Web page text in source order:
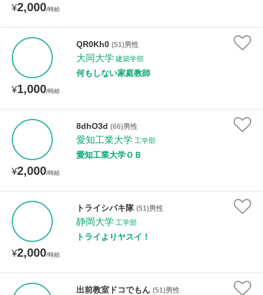
¥2,000/時給
¥1,000/時給
QR0Kh0 (51)男性
大同大学 建築学部
何もしない家庭教師
¥2,000/時給
8dhO3d (66)男性
愛知工業大学 工学部
愛知工業大学ＯＢ
¥2,000/時給
トライシバキ隊 (51)男性
静岡大学 工学部
トライよりヤスイ！
出前教室ドコでもん (51)男性